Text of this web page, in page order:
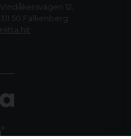
Vindåkersvägen 12,
311 50 Falkenberg
Hitta hit